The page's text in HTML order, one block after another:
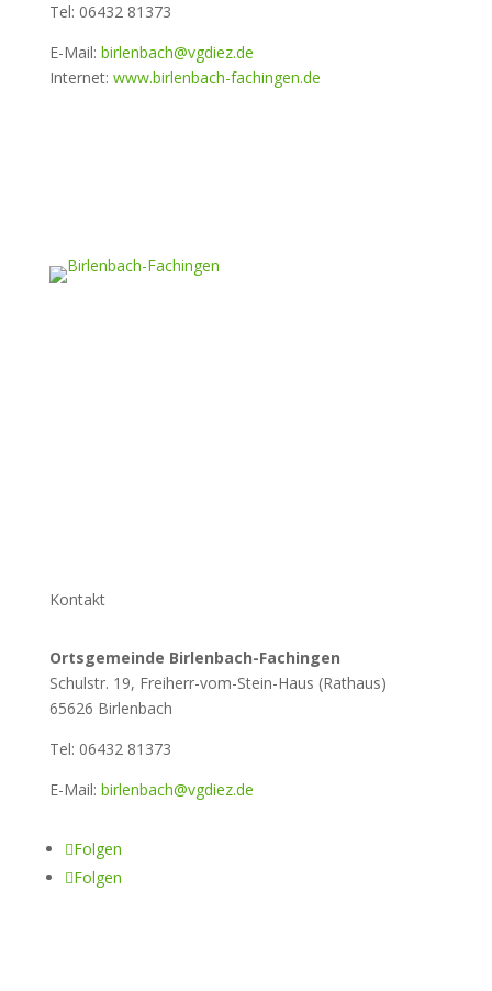
Tel: 06432 81373
E-Mail: birlenbach@vgdiez.de
Internet: www.birlenbach-fachingen.de
Kontakt
Ortsgemeinde Birlenbach-Fachingen
Schulstr. 19, Freiherr-vom-Stein-Haus (Rathaus)
65626 Birlenbach
Tel: 06432 81373
E-Mail: birlenbach@vgdiez.de
Folgen
Folgen